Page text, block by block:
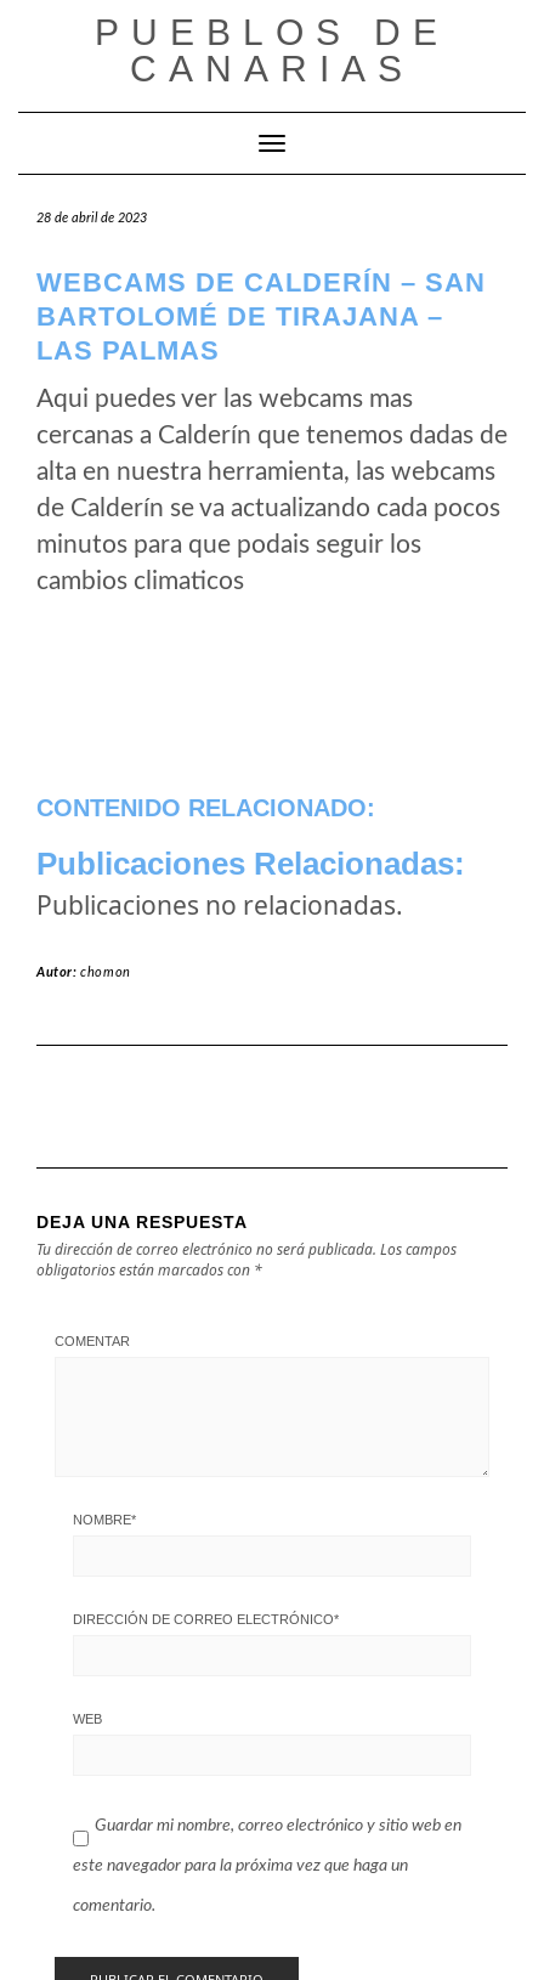
PUEBLOS DE
CANARIAS
Cambiar modo de navegación
28 de abril de 2023
WEBCAMS DE CALDERÍN – SAN
BARTOLOMÉ DE TIRAJANA –
LAS PALMAS
Aqui puedes ver las webcams mas
cercanas a Calderín que tenemos dadas de
alta en nuestra herramienta, las webcams
de Calderín se va actualizando cada pocos
minutos para que podais seguir los
cambios climaticos
CONTENIDO RELACIONADO:
Publicaciones Relacionadas:
Publicaciones no relacionadas.
Autor:chomon
DEJA UNA RESPUESTA
Tu dirección de correo electrónico no será publicada. Los campos
obligatorios están marcados con *
COMENTAR
NOMBRE*
DIRECCIÓN DE CORREO ELECTRÓNICO*
WEB
Guardar mi nombre, correo electrónico y sitio web en
este navegador para la próxima vez que haga un
comentario.